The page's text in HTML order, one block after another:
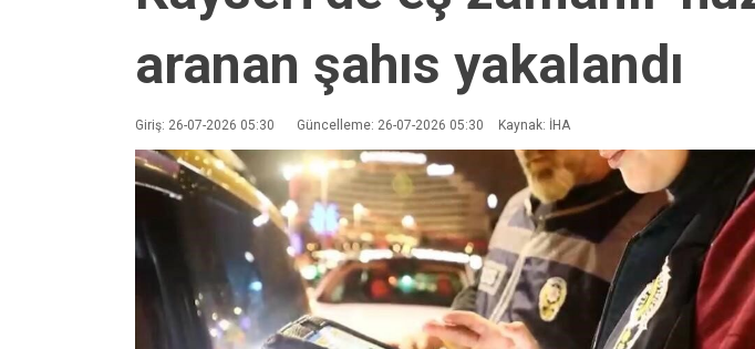
aranan şahıs yakalandı
Giriş: 26-07-2026 05:30 Güncelleme: 26-07-2026 05:30 Kaynak: İHA